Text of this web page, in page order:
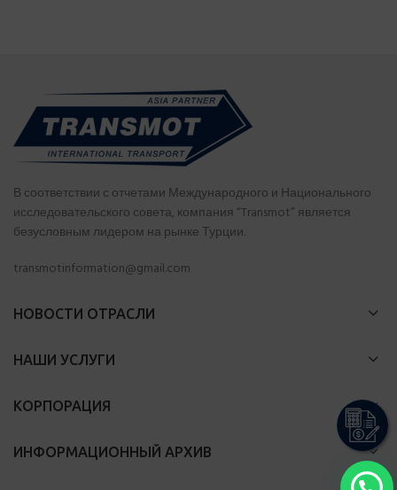
В соответствии с отчетами Международного и Национального
исследовательского совета, компания “Transmot” является
безусловным лидером на рынке Турции.
transmotinformation@gmail.com
НОВОСТИ ОТРАСЛИ
НАШИ УСЛУГИ
КОРПОРАЦИЯ
ИНФОРМАЦИОННЫЙ АРХИВ